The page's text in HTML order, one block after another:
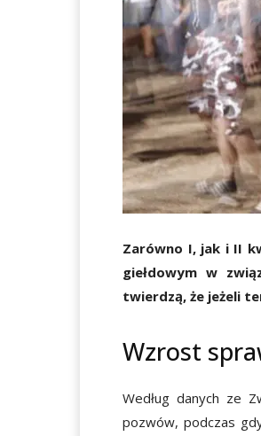
Zarówno I, jak i II
giełdowym w
twierdzą, że jeżeli
Wzrost
Według danych ze
pozwów, podczas